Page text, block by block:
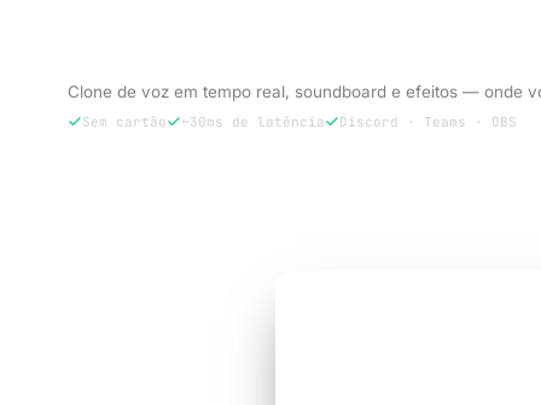
Clone de voz em tempo real, soundboard e efeitos — onde
Sem cartão ~30ms de latência Discord · Teams · OBS